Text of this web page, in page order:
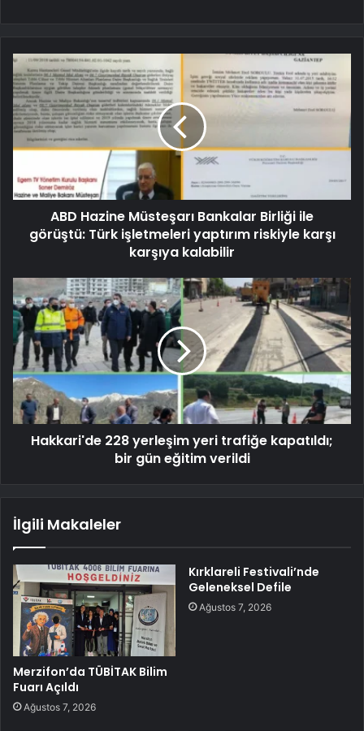
ABD Hazine Müsteşarı Bankalar Birliği ile
görüştü: Türk işletmeleri yaptırım riskiyle karşı
karşıya kalabilir
Hakkari'de 228 yerleşim yeri trafiğe kapatıldı;
bir gün eğitim verildi
İlgili Makaleler
Merzifon’da TÜBİTAK Bilim
Fuarı Açıldı
Ağustos 7, 2026
Kırklareli Festivali’nde
Geleneksel Defile
Ağustos 7, 2026